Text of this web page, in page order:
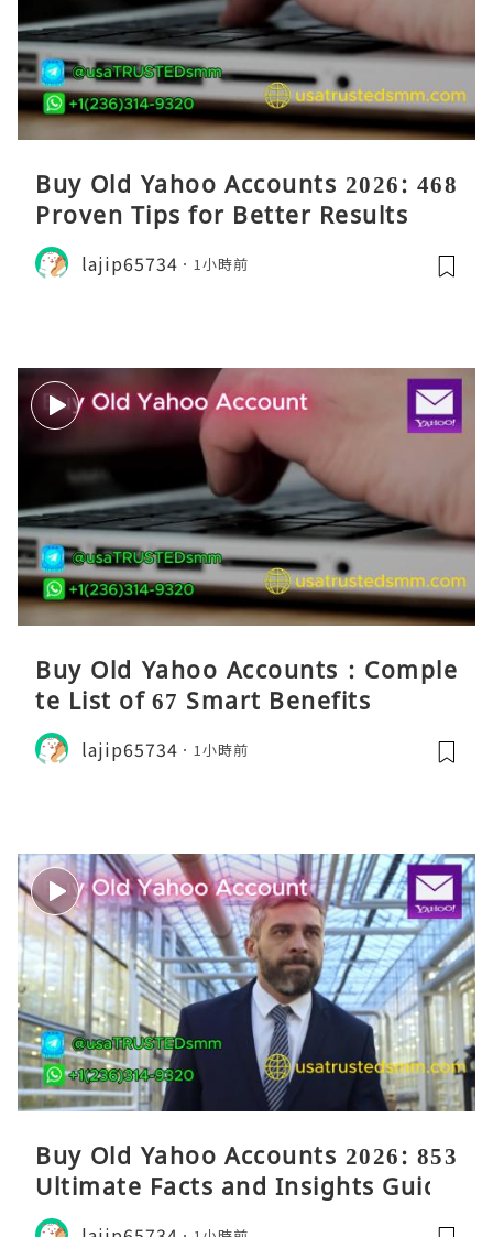
Buy Old Yahoo Accounts 2026: 468
Proven Tips for Better Results
lajip65734 1小時前
Buy Old Yahoo Accounts : Comple
te List of 67 Smart Benefits
lajip65734 1小時前
Buy Old Yahoo Accounts 2026: 853
Ultimate Facts and Insights Guide